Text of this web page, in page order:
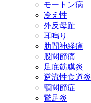
モートン病
冷え性
外反母趾
耳鳴り
肋間神経痛
股関節痛
足底筋膜炎
逆流性食道炎
顎関節症
鵞足炎